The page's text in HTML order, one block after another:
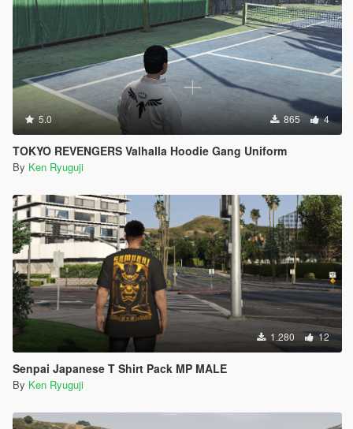
5.0 865 4
TOKYO REVENGERS Valhalla Hoodie Gang Uniform
By Ken Ryuguji
1.280 12
Senpai Japanese T Shirt Pack MP MALE
By Ken Ryuguji